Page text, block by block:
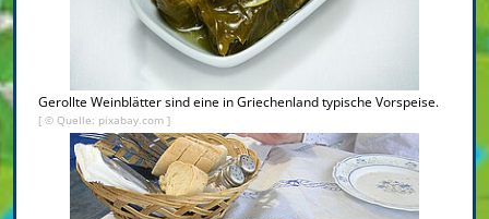
Gerollte Weinblätter sind eine in Griechenland typische Vorspeise.
[ © Quelle: pixabay.com ]